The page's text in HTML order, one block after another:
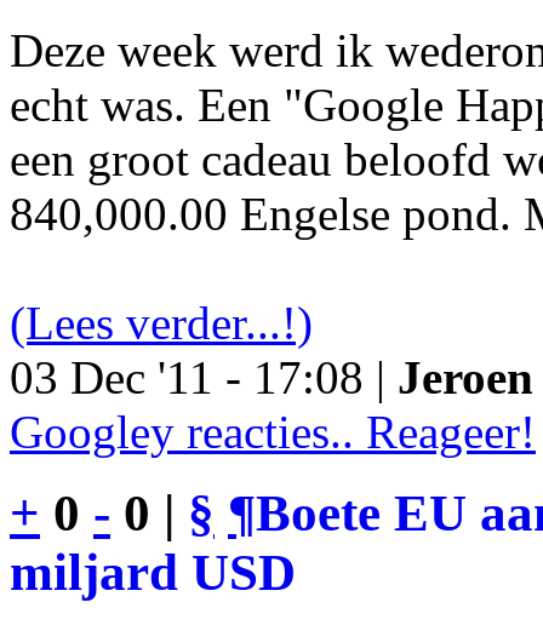
Deze week werd ik
echt was. Een "Google
een groot cadeau beloofd
840,000.00 Engelse pond.
(Lees verder...!)
03 Dec '11 - 17:08 |
Googley reacties.. Reageer!
+ 0 - 0 | § ¶Boete EU
miljard USD